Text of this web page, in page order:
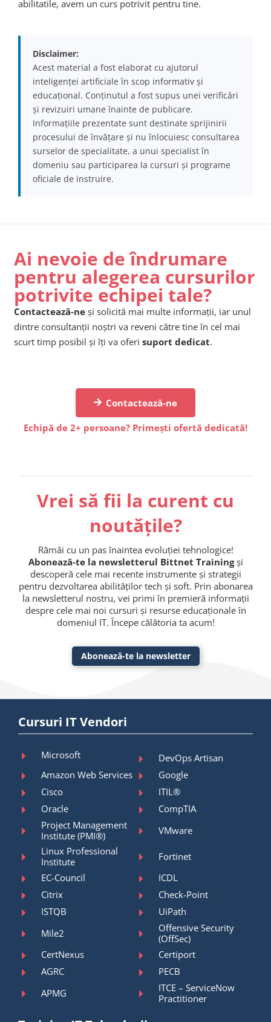
abilitatile, avem un curs potrivit pentru tine.
Disclaimer:
Acest material a fost elaborat cu ajutorul
inteligenței artificiale în scop informativ și
educațional. Conținutul a fost supus unei verificări
și revizuiri umane înainte de publicare.
Informațiile prezentate sunt destinate sprijinirii
procesului de învățare și nu înlocuiesc consultarea
surselor de specialitate, a unui specialist în
domeniu sau participarea la cursuri și programe
oficiale de instruire.
Ai nevoie de îndrumare
pentru alegerea cursurilor
potrivite echipei tale?
Contactează-ne și solicită mai multe informații, iar unul
dintre consultanții noștri va reveni către tine în cel mai
scurt timp posibil și îți va oferi suport dedicat.
Contactează-ne
Echipă de 2+ persoane? Primești ofertă dedicată!
Vrei să fii la curent cu
noutățile?
Rămâi cu un pas înaintea evoluției tehnologice!
Abonează-te la newsletterul Bittnet Trainingși
descoperă cele mai recente instrumente și strategii
pentru dezvoltarea abilităților tech și soft. Prin abonarea
la newsletterul nostru, vei primi în premieră informații
despre cele mai noi cursuri și resurse educaționale în
domeniul IT. Începe călătoria ta acum!
Abonează-te la newsletter
Cursuri IT Vendori
Microsoft
DevOps Artisan
Amazon Web Services
Google
Cisco
ITIL®
Oracle
CompTIA
Project Management
Institute (PMI®)
VMware
Linux Professional
Institute
Fortinet
EC-Council
ICDL
Citrix
Check-Point
ISTQB
UiPath
Mile2
Offensive Security
(OffSec)
CertNexus
Certiport
AGRC
PECB
APMG
ITCE – ServiceNow
Practitioner